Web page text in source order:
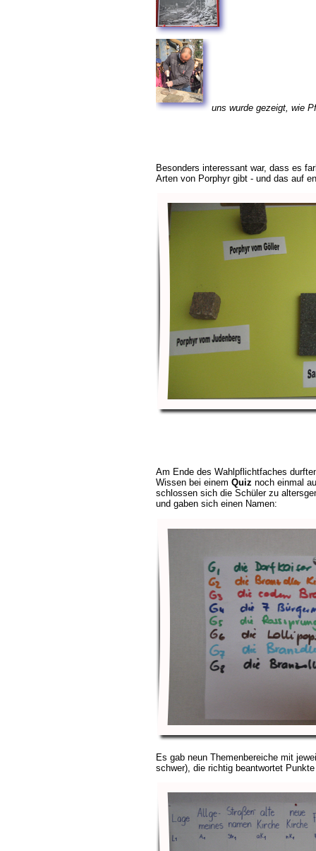
uns wurde gezeigt, wie
Besonders interessant war, dass es
Arten von Porphyr gibt - und das auf
Am Ende des Wahlpflichtfaches
Wissen bei einem Quiz noch einmal
schlossen sich die Schüler zu
und gaben sich einen Namen:
Es gab neun Themenbereiche mit
schwer), die richtig beantwortet